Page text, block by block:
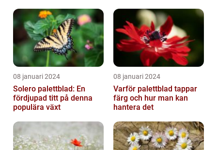
08 januari 2024
Solero palettblad: En
fördjupad titt på denna
populära växt
08 januari 2024
Varför palettblad tappar
färg och hur man kan
hantera det